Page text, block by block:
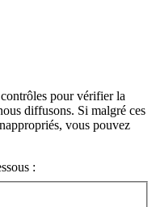
pour vérifier la
diffusons. Si malgré ces
vous pouvez
: